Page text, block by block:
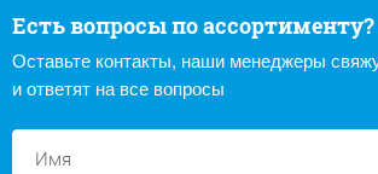
Есть вопросы по ассортименту?
Оставьте контакты, наши менеджеры
и ответят на все вопросы